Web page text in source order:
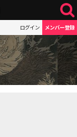
ログイン メンバー登録